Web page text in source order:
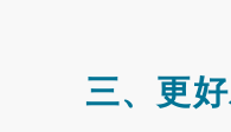
三、更